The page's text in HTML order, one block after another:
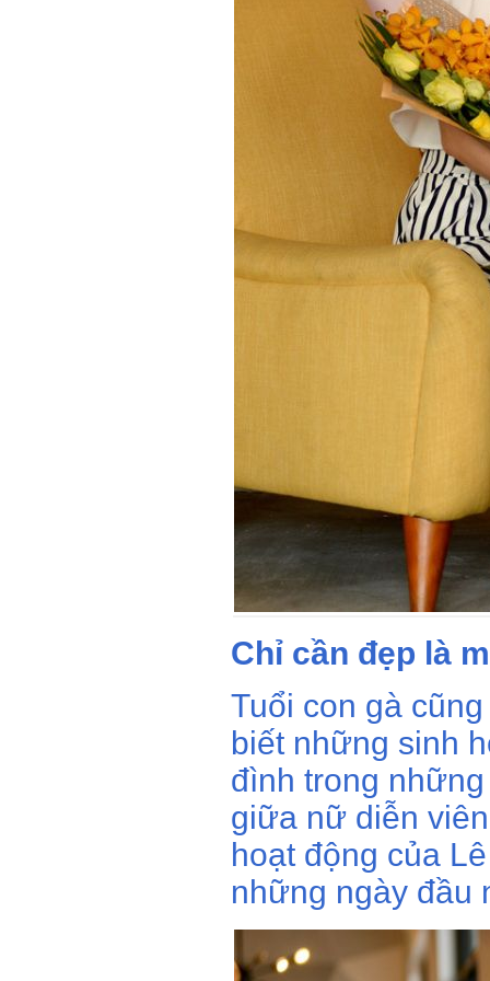
Chỉ cần đẹp là
Tuổi con gà
biết những sinh
đình trong
giữa nữ diễn
hoạt động của
những ngày đầu